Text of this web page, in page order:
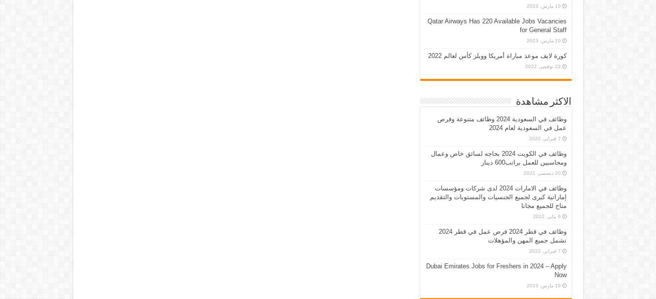
10 مارس، 2023
Qatar Airways Has 220 Available Jobs Vacancies
for General Staff
10 مارس، 2023
كورة لايف موعد مباراة أمريكا وويلز كأس لعالم 2022
22 نوفمبر، 2022
الاكثر مشاهدة
وظائف في السعودية 2024 وظائف متنوعة وفرص
عمل في السعودية لعام 2024
7 فبراير، 2022
وظائف في الكويت 2024 بحاجه لسائق خاص وعمال
ومحاسبين للعمل براتب600 دينار
20 ديسمبر، 2021
وظائف في الامارات 2024 لدى شركات ومؤسسات
إماراتية كبرى لجميع الجنسيات والمستويات والتقديم
متاح للجميع مجانا
6 يناير، 2022
وظائف في قطر 2024 فرص عمل في قطر 2024
تشمل جميع المهن والمؤهلات
7 فبراير، 2022
Dubai Emirates Jobs for Freshers in 2024 – Apply
Now
10 مارس، 2023